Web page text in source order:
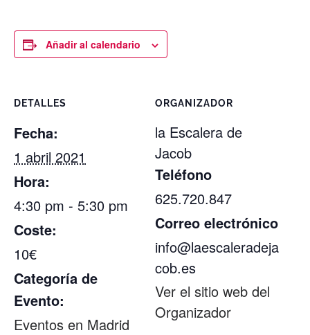
Añadir al calendario
DETALLES
Fecha:
1 abril 2021
Hora:
4:30 pm - 5:30 pm
Coste:
10€
Categoría de
Evento:
Eventos en Madrid
ORGANIZADOR
la Escalera de
Jacob
Teléfono
625.720.847
Correo electrónico
info@laescaleradeja
cob.es
Ver el sitio web del
Organizador